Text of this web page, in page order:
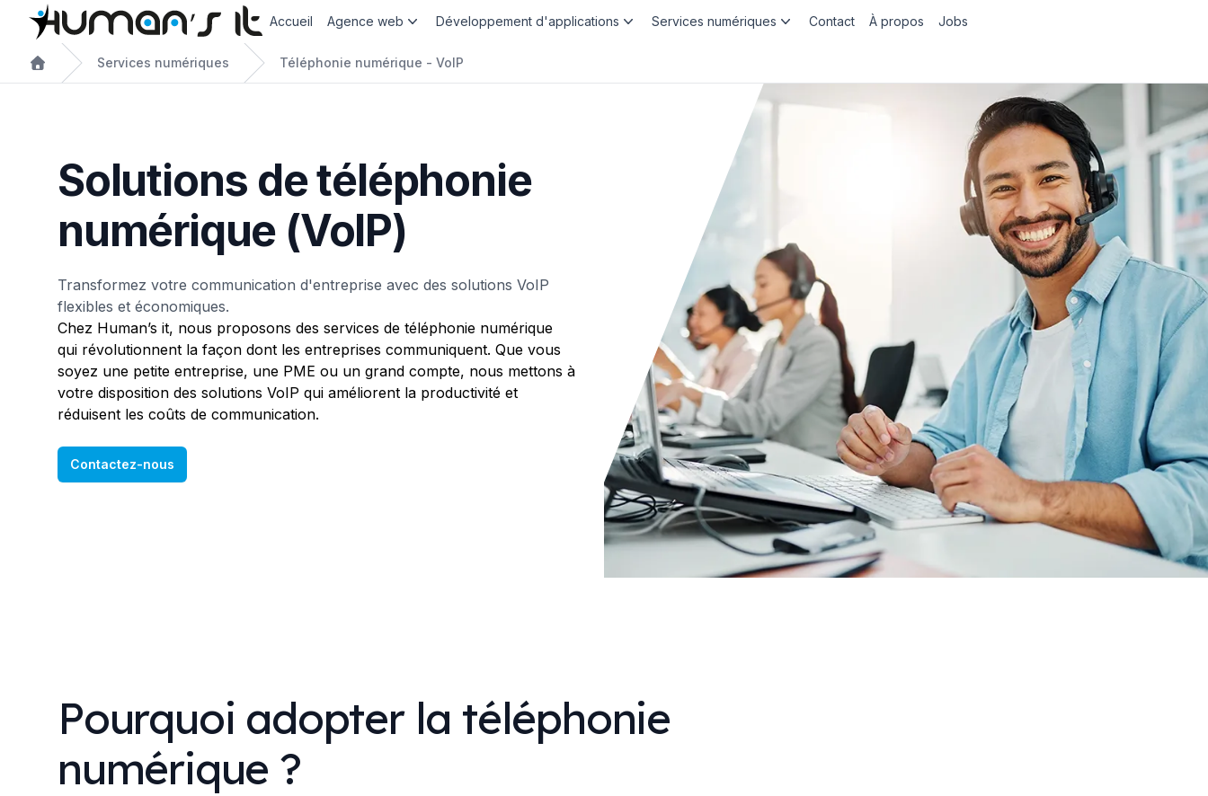
Accueil Agence web Développement d'applications Services numériques Contact À propos Jobs
Services numériques Téléphonie numérique - VoIP
Solutions de téléphonie
numérique (VoIP)
Transformez votre communication d'entreprise avec des solutions VoIP
flexibles et économiques.
Chez Human’s it, nous proposons des services de téléphonie numérique
qui révolutionnent la façon dont les entreprises communiquent. Que vous
soyez une petite entreprise, une PME ou un grand compte, nous mettons à
votre disposition des solutions VoIP qui améliorent la productivité et
réduisent les coûts de communication.
Contactez-nous
Pourquoi adopter la téléphonie
numérique ?